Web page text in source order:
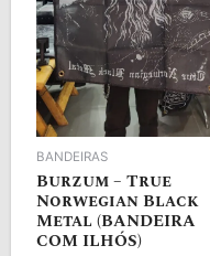
BANDEIRAS
Burzum – True
Norwegian Black
Metal (BANDEIRA
COM ILHÓS)